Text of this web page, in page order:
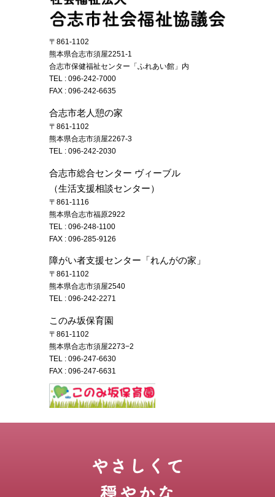
〒861-1102
熊本県合志市須屋2251-1
合志市保健福祉センター「ふれあい館」内
TEL : 096-242-7000
FAX : 096-242-6635
合志市老人憩の家
〒861-1102
熊本県合志市須屋2267-3
TEL : 096-242-2030
合志市総合センター ヴィーブル
（生活支援相談センター）
〒861-1116
熊本県合志市福原2922
TEL : 096-248-1100
FAX : 096-285-9126
障がい者支援センター「れんがの家」
〒861-1102
熊本県合志市須屋2540
TEL : 096-242-2271
このみ坂保育園
〒861-1102
熊本県合志市須屋2273−2
TEL : 096-247-6630
FAX : 096-247-6631